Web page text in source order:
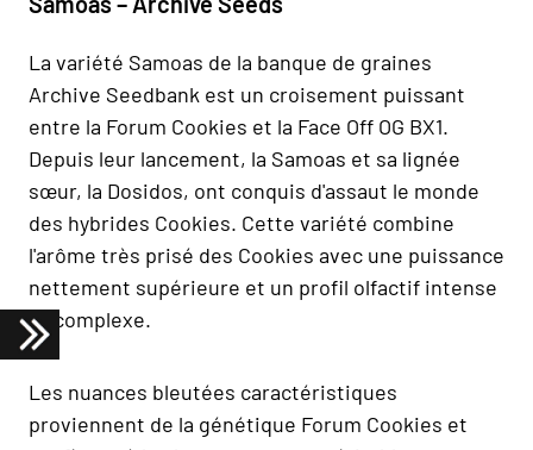
La variété Samoas de la banque de graines
Archive Seedbank est un croisement puissant
entre la Forum Cookies et la Face Off OG BX1.
Depuis leur lancement, la Samoas et sa lignée
sœur, la Dosidos, ont conquis d'assaut le monde
des hybrides Cookies. Cette variété combine
l'arôme très prisé des Cookies avec une puissance
nettement supérieure et un profil olfactif intense
et complexe.
Les nuances bleutées caractéristiques
proviennent de la génétique Forum Cookies et